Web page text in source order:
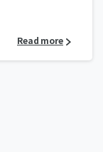
Read more